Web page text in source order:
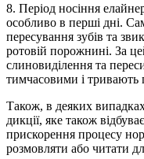
8. Період носіння
особливо в перші дні.
пересування зубів та
ротовій порожнині. За
слиновиділення та
тимчасовими і тривають
Також, в деяких
дикції, яке також
прискорення процесу
розмовляти або читати